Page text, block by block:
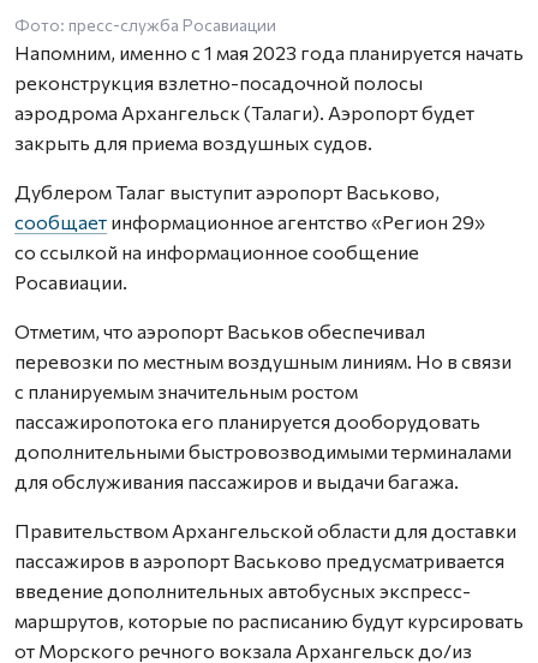
Фото: пресс-служба Росавиации
Напомним, именно с 1 мая 2023 года планируется начать
реконструкция взлетно-посадочной полосы
аэродрома Архангельск (Талаги). Аэропорт будет
закрыть для приема воздушных судов.
Дублером Талаг выступит аэропорт Васьково,
сообщает информационное агентство «Регион 29»
со ссылкой на информационное сообщение
Росавиации.
Отметим, что аэропорт Васьков обеспечивал
перевозки по местным воздушным линиям. Но в связи
с планируемым значительным ростом
пассажиропотока его планируется дооборудовать
дополнительными быстровозводимыми терминалами
для обслуживания пассажиров и выдачи багажа.
Правительством Архангельской области для доставки
пассажиров в аэропорт Васьково предусматривается
введение дополнительных автобусных экспресс-
маршрутов, которые по расписанию будут курсировать
от Морского речного вокзала Архангельск до/из